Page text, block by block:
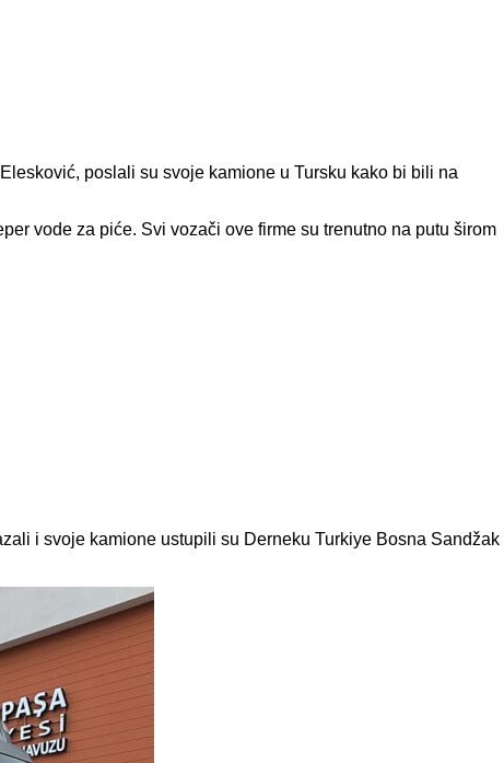
poslali su svoje kamione u Tursku kako bi bili na
vode za piće. Svi vozači ove firme su trenutno na putu širom
i svoje kamione ustupili su Derneku Turkiye Bosna Sandžak